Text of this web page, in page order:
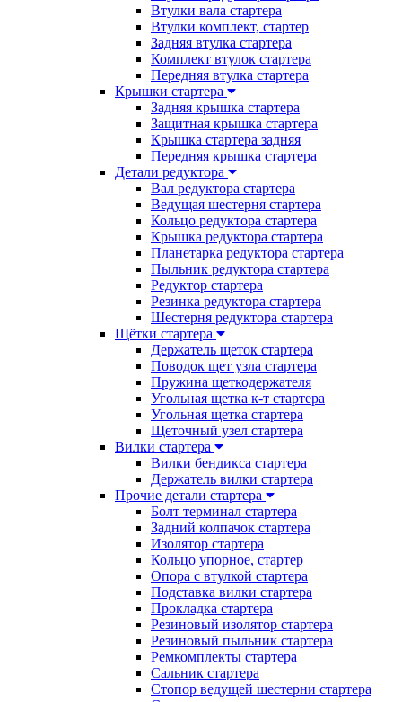
Втулки вала стартера
Втулки комплект, стартер
Задняя втулка стартера
Комплект втулок стартера
Передняя втулка стартера
Крышки стартера
Задняя крышка стартера
Защитная крышка стартера
Крышка стартера задняя
Передняя крышка стартера
Детали редуктора
Вал редуктора стартера
Ведущая шестерня стартера
Кольцо редуктора стартера
Крышка редуктора стартера
Планетарка редуктора стартера
Пыльник редуктора стартера
Редуктор стартера
Резинка редуктора стартера
Шестерня редуктора стартера
Щётки стартера
Держатель щеток стартера
Поводок щет узла стартера
Пружина щеткодержателя
Угольная щетка к-т стартера
Угольная щетка стартера
Щеточный узел стартера
Вилки стартера
Вилки бендикса стартера
Держатель вилки стартера
Прочие детали стартера
Болт терминал стартера
Задний колпачок стартера
Изолятор стартера
Кольцо упорное, стартер
Опора с втулкой стартера
Подставка вилки стартера
Прокладка стартера
Резиновый изолятор стартера
Резиновый пыльник стартера
Ремкомплекты стартера
Сальник стартера
Стопор ведущей шестерни стартера